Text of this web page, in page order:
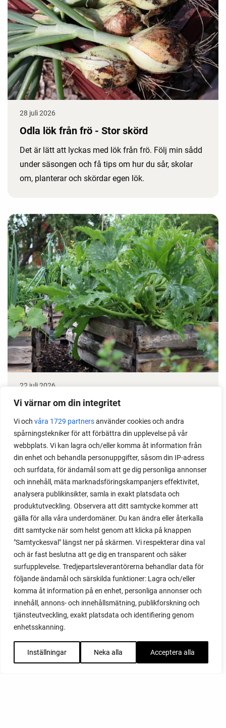
Vi värnar om din integritet
Vi och våra 1729 partnersanvänder cookies och andra
spårningstekniker för att förbättra din upplevelse på vår
webbplats. Vi kan lagra och/eller komma åt information från
din enhet och behandla personuppgifter, såsom din IP-adress
och surfdata, för ändamål som att ge dig personliga annonser
och innehåll, mäta marknadsföringskampanjers effektivitet,
analysera publikinsikter, samla in exakt platsdata och
produktutveckling. Observera att ditt samtycke kommer att
gälla för alla våra underdomäner. Du kan ändra eller återkalla
ditt samtycke när som helst genom att klicka på knappen
"Samtyckesval" längst ner på skärmen. Vi respekterar dina val
och är fast beslutna att ge dig en transparent och säker
surfupplevelse. Tredjepartsleverantörerna behandlar data för
följande ändamål och särskilda funktioner: Lagra och/eller
komma åt information på en enhet, personliga annonser och
innehåll, annons- och innehållsmätning, publikforskning och
tjänsteutveckling, exakt platsdata och identifiering genom
enhetsskanning.
Inställningar Neka alla Acceptera alla
28 juli 2026
Odla lök från frö - Stor skörd
Det är lätt att lyckas med lök från frö. Följ min sådd
under säsongen och få tips om hur du sår, skolar
om, planterar och skördar egen lök.
22 juli 2026
Odla stora växter på liten plats
Med det här smarta knepet kan du odla också stora
växter i en pallkrage tillsammans med andra växter.
Perfekt om du vill odla mycket i på liten yta.